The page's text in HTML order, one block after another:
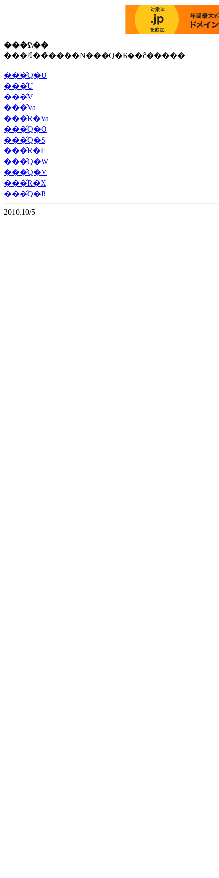
���ʕ\��
���ꂼ��̃����N���Q�Ƃ��ĉ�����
���̂Q�U
���̂U
���̂V
���̂Va
���̂R�Va
���̂Q�O
���̂Q�S
���̂R�P
���̂Q�W
���̂Q�V
���̂R�X
���̂Q�R
2010.10/5